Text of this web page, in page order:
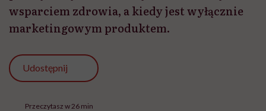
wsparciem zdrowia, a kiedy jest wyłącznie
marketingowym produktem.
Udostępnij
Przeczytasz w 26 min